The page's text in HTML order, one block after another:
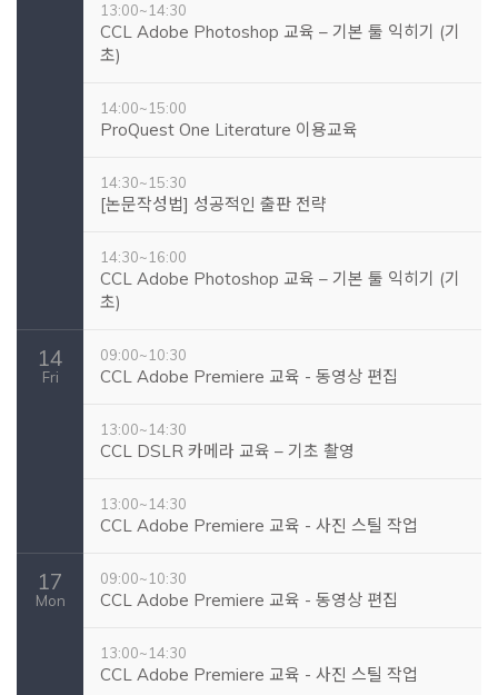
13:00~14:30
CCL Adobe Photoshop 교육 – 기본 툴 익히기 (기
초)
14:00~15:00
ProQuest One Literature 이용교육
14:30~15:30
[논문작성법] 성공적인 출판 전략
14:30~16:00
CCL Adobe Photoshop 교육 – 기본 툴 익히기 (기
초)
14
Fri
09:00~10:30
CCL Adobe Premiere 교육 - 동영상 편집
13:00~14:30
CCL DSLR 카메라 교육 – 기초 촬영
13:00~14:30
CCL Adobe Premiere 교육 - 사진 스틸 작업
17
Mon
09:00~10:30
CCL Adobe Premiere 교육 - 동영상 편집
13:00~14:30
CCL Adobe Premiere 교육 - 사진 스틸 작업